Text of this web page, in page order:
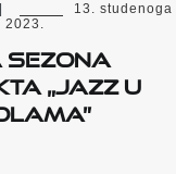
13. studenoga
2023.
sezona
„Jazz u